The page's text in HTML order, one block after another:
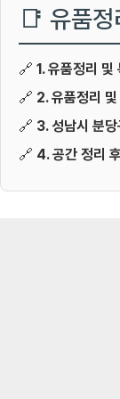
📑 유품
🔗 1. 유품정리 및
🔗 2. 유품정리
🔗 3. 성남시 분
🔗 4. 공간 정리